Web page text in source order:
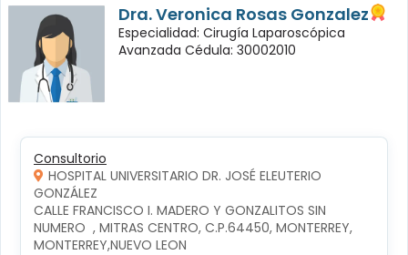
Dra. Veronica Rosas Gonzalez
Especialidad: Cirugía Laparoscópica
Avanzada Cédula: 30002010
Consultorio
HOSPITAL UNIVERSITARIO DR. JOSÉ ELEUTERIO
GONZÁLEZ
CALLE FRANCISCO I. MADERO Y GONZALITOS SIN
NUMERO  , MITRAS CENTRO, C.P.64450, MONTERREY,
MONTERREY,NUEVO LEON